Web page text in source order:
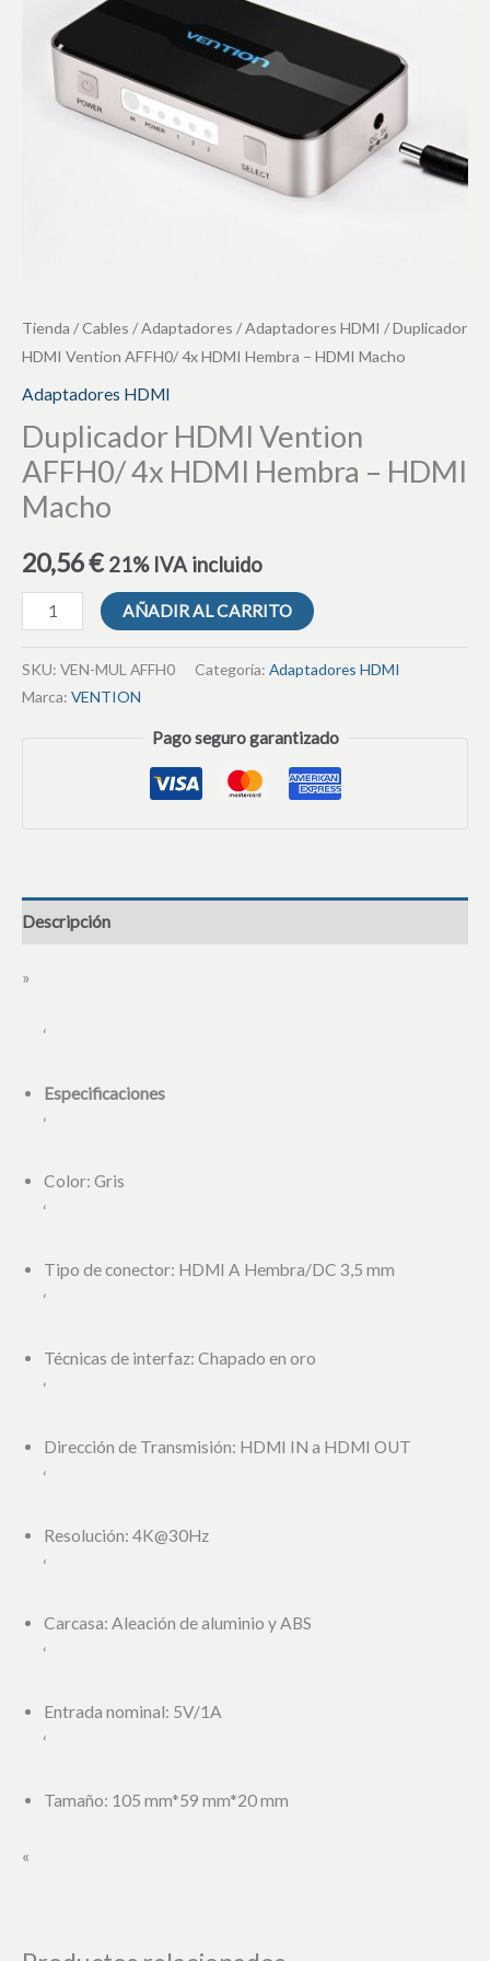
Tienda /Cables /Adaptadores /Adaptadores HDMI / Duplicador
HDMI Vention AFFH0/ 4x HDMI Hembra – HDMI Macho
Adaptadores HDMI
Duplicador HDMI Vention
AFFH0/ 4x HDMI Hembra – HDMI
Macho
20,56€ 21% IVA incluido
Hembra
HDMI
AÑADIR AL CARRITO
SKU: VEN-MUL AFFH0 Categoría: Adaptadores HDMI
Marca: VENTION
Pago seguro garantizado
Descripción
»
‘
Especificaciones
‘
Color: Gris
‘
Tipo de conector: HDMI A Hembra/DC 3,5 mm
‘
Técnicas de interfaz: Chapado en oro
‘
Dirección de Transmisión: HDMI IN a HDMI OUT
‘
Resolución: 4K@30Hz
‘
Carcasa: Aleación de aluminio y ABS
‘
Entrada nominal: 5V/1A
‘
Tamaño: 105 mm*59 mm*20 mm
«